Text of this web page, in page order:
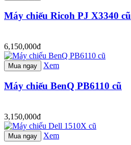
Máy chiếu Ricoh PJ X3340 cũ
6,150,000đ
Mua ngay Xem
Máy chiếu BenQ PB6110 cũ
3,150,000đ
Mua ngay Xem